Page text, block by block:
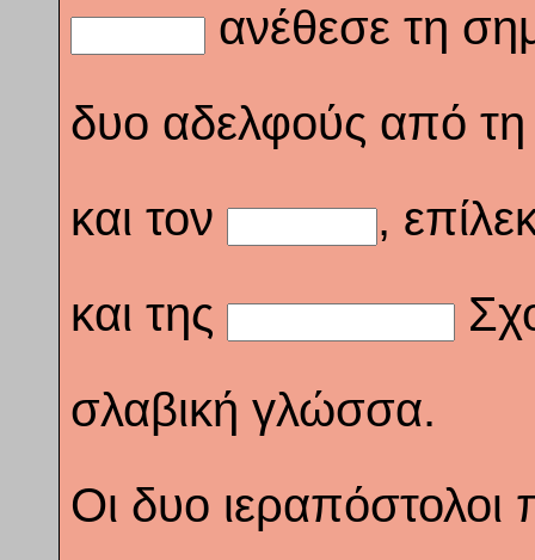
ανέθεσε τη
δυο αδελφούς από
και τον
,
και της
σλαβική γλώσσα.
Οι δυο ιεραπόστολοι